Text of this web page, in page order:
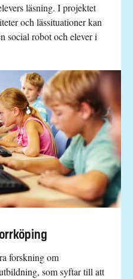
läsning. I projektet
och lässituationer kan
social robot och elever i
forskning om
som syftar till att